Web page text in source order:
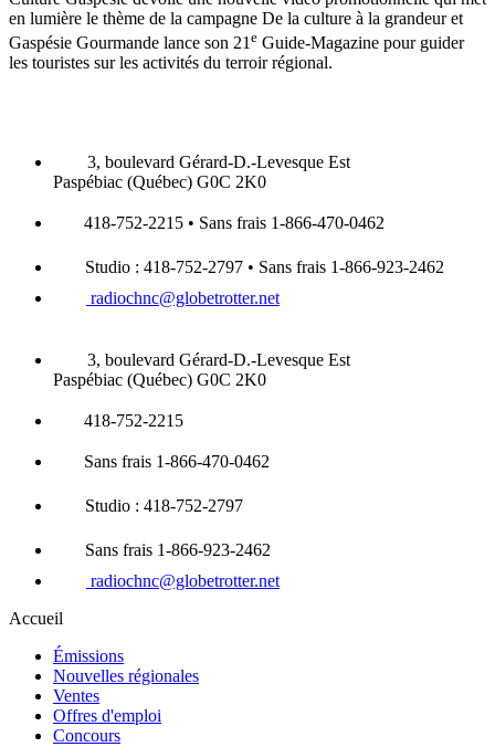
en lumière le thème de la campagne De la culture à la grandeur et
Gaspésie Gourmande lance son 21 e Guide-Magazine pour guider
les touristes sur les activités du terroir régional.
3, boulevard Gérard-D.-Levesque Est
Paspébiac (Québec) G0C 2K0
418-752-2215 • Sans frais 1-866-470-0462
Studio : 418-752-2797 • Sans frais 1-866-923-2462
radiochnc@globetrotter.net
3, boulevard Gérard-D.-Levesque Est
Paspébiac (Québec) G0C 2K0
418-752-2215
Sans frais 1-866-470-0462
Studio : 418-752-2797
Sans frais 1-866-923-2462
radiochnc@globetrotter.net
Accueil
Émissions
Nouvelles régionales
Ventes
Offres d'emploi
Concours